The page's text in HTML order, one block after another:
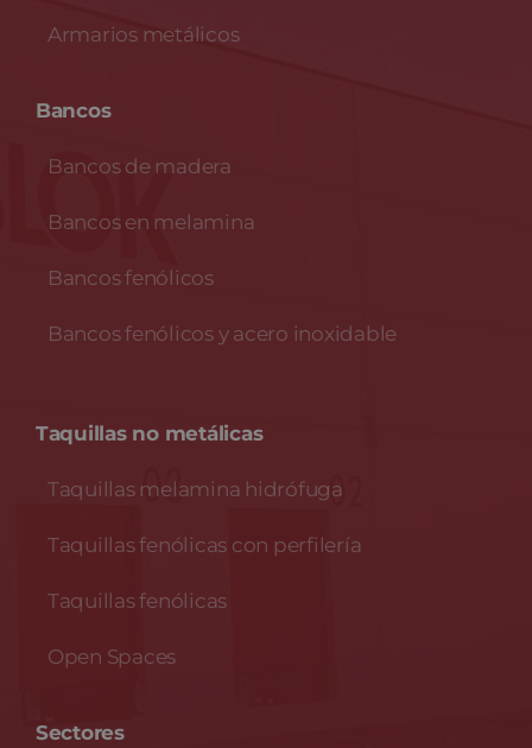
Armarios metálicos
Bancos
Bancos de madera
Bancos en melamina
Bancos fenólicos
Bancos fenólicos y acero inoxidable
Taquillas no metálicas
Taquillas melamina hidrófuga
Taquillas fenólicas con perfilería
Taquillas fenólicas
Open Spaces
Sectores